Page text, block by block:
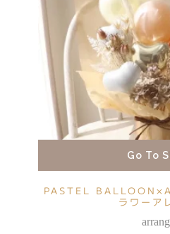
Go To
PASTEL
ラワーア